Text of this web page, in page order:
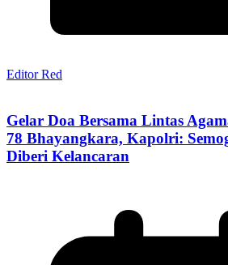
Editor Red
Gelar Doa Bersama Lintas
78 Bhayangkara, Kapolri:
Diberi Kelancaran